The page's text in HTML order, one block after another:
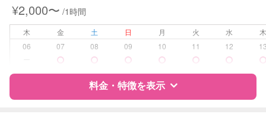
夜間対応
お泊まり保育
障がい児対応 対応可否は個別に相談
¥2,000〜 /1時間
木 金 土 日 月 火 水
06
07 08 09 10 11 12
料金・特徴を表示